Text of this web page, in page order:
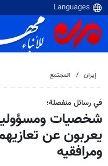
إيران المجتمع
في رسائل منفصلة؛
شخصيات
يعربون عن
ومرافقيه